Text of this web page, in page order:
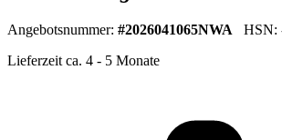
Angebotsnummer: #2026041065NWA HSN:
Lieferzeit ca. 4 - 5 Monate